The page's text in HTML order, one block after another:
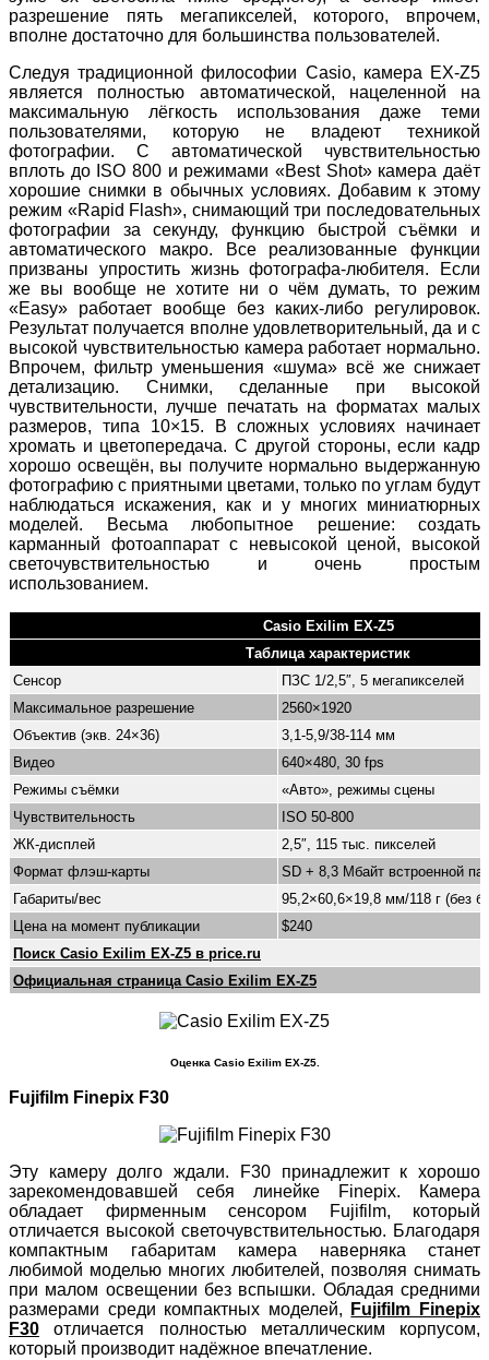
разрешение пять мегапикселей, которого, впрочем,
вполне достаточно для большинства пользователей.
Следуя традиционной философии Casio, камера EX-Z5
является полностью автоматической, нацеленной на
максимальную лёгкость использования даже теми
пользователями, которую не владеют техникой
фотографии. С автоматической чувствительностью
вплоть до ISO 800 и режимами «Best Shot» камера даёт
хорошие снимки в обычных условиях. Добавим к этому
режим «Rapid Flash», снимающий три последовательных
фотографии за секунду, функцию быстрой съёмки и
автоматического макро. Все реализованные функции
призваны упростить жизнь фотографа-любителя. Если
же вы вообще не хотите ни о чём думать, то режим
«Easy» работает вообще без каких-либо регулировок.
Результат получается вполне удовлетворительный, да и с
высокой чувствительностью камера работает нормально.
Впрочем, фильтр уменьшения «шума» всё же снижает
детализацию. Снимки, сделанные при высокой
чувствительности, лучше печатать на форматах малых
размеров, типа 10×15. В сложных условиях начинает
хромать и цветопередача. С другой стороны, если кадр
хорошо освещён, вы получите нормально выдержанную
фотографию с приятными цветами, только по углам будут
наблюдаться искажения, как и у многих миниатюрных
моделей. Весьма любопытное решение: создать
карманный фотоаппарат с невысокой ценой, высокой
светочувствительностью и очень простым
использованием.
Casio Exilim EX-Z5
Таблица характеристик
Сенсор
ПЗС 1/2,5″, 5 мегапикселей
Максимальное разрешение
2560×1920
Объектив (экв. 24×36)
3,1-5,9/38-114 мм
Видео
640×480, 30 fps
Режимы съёмки
«Авто», режимы сцены
Чувствительность
ISO 50-800
ЖК-дисплей
2,5″, 115 тыс. пикселей
Формат флэш-карты
SD + 8,3 Мбайт встроенной
Габариты/вес
95,2×60,6×19,8 мм/118 г (без
Цена на момент публикации
$240
Поиск Casio Exilim EX-Z5 в price.ru
Официальная страница Casio Exilim EX-Z5
Оценка Casio Exilim EX-Z5.
Fujifilm Finepix F30
Эту камеру долго ждали. F30 принадлежит к хорошо
зарекомендовавшей себя линейке Finepix. Камера
обладает фирменным сенсором Fujifilm, который
отличается высокой светочувствительностью. Благодаря
компактным габаритам камера наверняка станет
любимой моделью многих любителей, позволяя снимать
при малом освещении без вспышки. Обладая средними
размерами среди компактных моделей,
Fujifilm Finepix
F30 отличается полностью металлическим корпусом,
который производит надёжное впечатление.